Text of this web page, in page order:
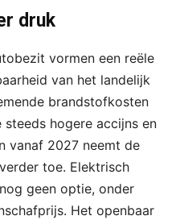
druk
vormen een reële
van het landelijk
brandstofkosten
hogere accijns en
vanaf 2027 neemt de
toe. Elektrisch
geen optie, onder
Het openbaar